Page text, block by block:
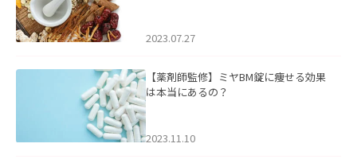
2023.07.27
【薬剤師監修】ミヤBM錠に痩せる効果
は本当にあるの？
2023.11.10